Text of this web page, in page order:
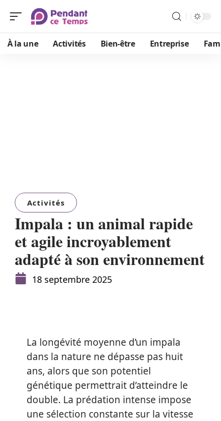
À la une Activités Bien-être Entreprise
Activités
Impala : un animal rapide
et agile incroyablement
adapté à son environnement
18 septembre 2025
La longévité moyenne d’un impala
dans la nature ne dépasse pas huit
ans, alors que son potentiel
génétique permettrait d’atteindre le
double. La prédation intense impose
une sélection constante sur la vitesse